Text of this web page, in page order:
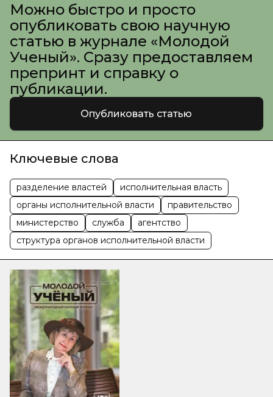
Можно быстро и просто
опубликовать свою научную
статью в журнале «Молодой
Ученый». Сразу предоставляем
препринт и справку о
публикации.
Опубликовать статью
Ключевые слова
разделение властей
исполнительная власть
органы исполнительной власти
правительство
министерство
служба
агентство
структура органов исполнительной власти